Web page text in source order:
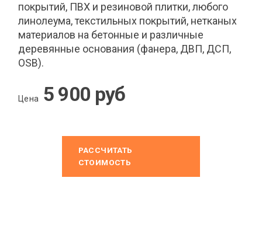
покрытий, ПВХ и резиновой плитки, любого
линолеума, текстильных покрытий, нетканых
материалов на бетонные и различные
деревянные основания (фанера, ДВП, ДСП,
OSB).
Цена 5 900 руб
РАССЧИТАТЬ
СТОИМОСТЬ